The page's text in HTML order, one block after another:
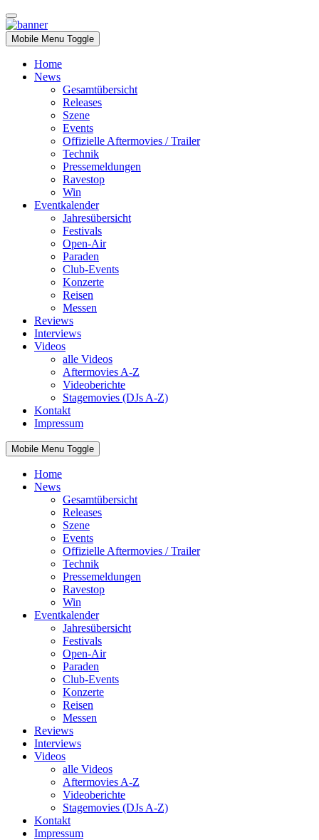
Mobile Menu Toggle
Home
News
Gesamtübersicht
Releases
Szene
Events
Offizielle Aftermovies / Trailer
Technik
Pressemeldungen
Ravestop
Win
Eventkalender
Jahresübersicht
Festivals
Open-Air
Paraden
Club-Events
Konzerte
Reisen
Messen
Reviews
Interviews
Videos
alle Videos
Aftermovies A-Z
Videoberichte
Stagemovies (DJs A-Z)
Kontakt
Impressum
Mobile Menu Toggle
Home
News
Gesamtübersicht
Releases
Szene
Events
Offizielle Aftermovies / Trailer
Technik
Pressemeldungen
Ravestop
Win
Eventkalender
Jahresübersicht
Festivals
Open-Air
Paraden
Club-Events
Konzerte
Reisen
Messen
Reviews
Interviews
Videos
alle Videos
Aftermovies A-Z
Videoberichte
Stagemovies (DJs A-Z)
Kontakt
Impressum